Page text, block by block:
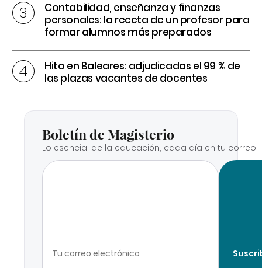
Contabilidad, enseñanza y finanzas
personales: la receta de un profesor para
formar alumnos más preparados
Hito en Baleares: adjudicadas el 99 % de
las plazas vacantes de docentes
Boletín de Magisterio
Lo esencial de la educación, cada día en tu correo.